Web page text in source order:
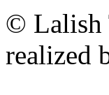
© Lalish
realized